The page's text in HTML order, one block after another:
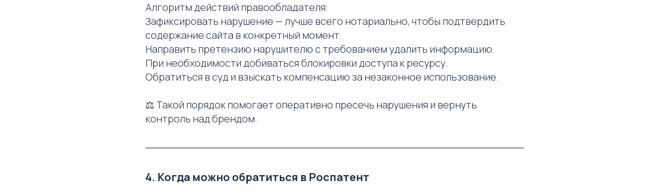
Алгоритм действий правообладателя:
Зафиксировать нарушение — лучше всего нотариально, чтобы подтвердить
содержание сайта в конкретный момент.
Направить претензию нарушителю с требованием удалить информацию.
При необходимости добиваться блокировки доступа к ресурсу.
Обратиться в суд и взыскать компенсацию за незаконное использование.
⚖️ Такой порядок помогает оперативно пресечь нарушения и вернуть
контроль над брендом.
4. Когда можно обратиться в Роспатент